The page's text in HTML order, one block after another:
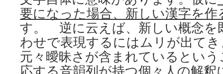
要になった場合、新しい漢字を作
す。 逆に云えば、新しい概念を
わせで表現するにはムリが出て
元々曖昧さが含まれているとい
応する音韻列が持つ個々人の解釈